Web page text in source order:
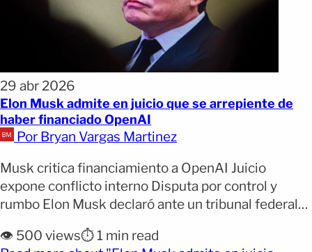
29 abr 2026
Elon Musk admite en juicio que se arrepiente de
haber financiado OpenAI
Por Bryan Vargas Martinez
Musk critica financiamiento a OpenAI Juicio
expone conflicto interno Disputa por control y
rumbo Elon Musk declaró ante un tribunal federal
lanzamiento de OpenAI. Por qué importa: El
👁️ 500 views⏱️ 1 min read